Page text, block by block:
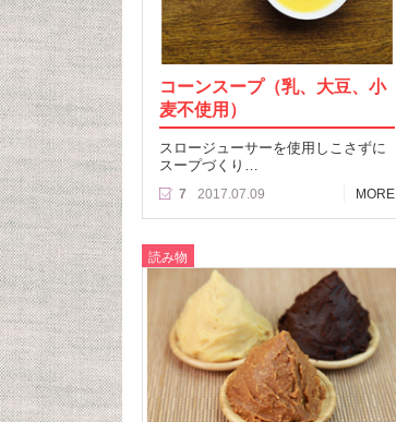
コーンスープ（乳、大豆、小
麦不使用）
スロージューサーを使用しこさずに
スープづくり…
7 2017.07.09 MORE
読み物